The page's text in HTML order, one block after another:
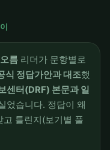
오름 리더가 문항별로
식 정답가안과 대조했
센터(DRF) 본문과 일
었습니다. 정답이 왜
틀린지(보기별 풀